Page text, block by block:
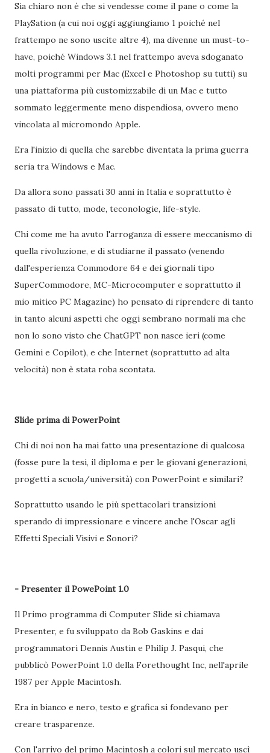
Sia chiaro non è che si vendesse come il pane o come la
PlaySation (a cui noi oggi aggiungiamo 1 poiché nel
frattempo ne sono uscite altre 4), ma divenne un must-to-
have, poiché Windows 3.1 nel frattempo aveva sdoganato
molti programmi per Mac (Excel e Photoshop su tutti) su
una piattaforma più customizzabile di un Mac e tutto
sommato leggermente meno dispendiosa, ovvero meno
vincolata al micromondo Apple.
Era l'inizio di quella che sarebbe diventata la prima guerra
seria tra Windows e Mac.
Da allora sono passati 30 anni in Italia e soprattutto è
passato di tutto, mode, teconologie, life-style.
Chi come me ha avuto l'arroganza di essere meccanismo di
quella rivoluzione, e di studiarne il passato (venendo
dall'esperienza Commodore 64 e dei giornali tipo
SuperCommodore, MC-Microcomputer e soprattutto il
mio mitico PC Magazine) ho pensato di riprendere di tanto
in tanto alcuni aspetti che oggi sembrano normali ma che
non lo sono visto che ChatGPT non nasce ieri (come
Gemini e Copilot), e che Internet (soprattutto ad alta
velocità) non è stata roba scontata.
Slide prima di PowerPoint
Chi di noi non ha mai fatto una presentazione di qualcosa
(fosse pure la tesi, il diploma e per le giovani generazioni,
progetti a scuola/università) con PowerPoint e similari?
Soprattutto usando le più spettacolari transizioni
sperando di impressionare e vincere anche l'Oscar agli
Effetti Speciali Visivi e Sonori?
- Presenter il PowePoint 1.0
Il Primo programma di Computer Slide si chiamava
Presenter, e fu sviluppato da Bob Gaskins e dai
programmatori Dennis Austin e Philip J. Pasqui, che
pubblicò PowerPoint 1.0 della Forethought Inc, nell'aprile
1987 per Apple Macintosh.
Era in bianco e nero, testo e grafica si fondevano per
creare trasparenze.
Con l'arrivo del primo Macintosh a colori sul mercato uscì